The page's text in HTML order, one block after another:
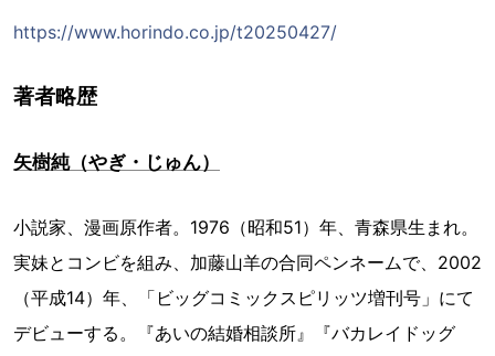
https://www.horindo.co.jp/t20250427/
著者略歴
矢樹純（やぎ・じゅん）
小説家、漫画原作者。1976（昭和51）年、青森県生まれ。
実妹とコンビを組み、加藤山羊の合同ペンネームで、2002
（平成14）年、「ビッグコミックスピリッツ増刊号」にて
デビューする。『あいの結婚相談所』『バカレイドッグ